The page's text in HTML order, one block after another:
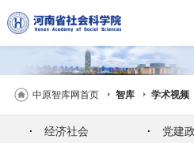
中原智库网首页 智库 学术视频
· 经济社会 · 党建